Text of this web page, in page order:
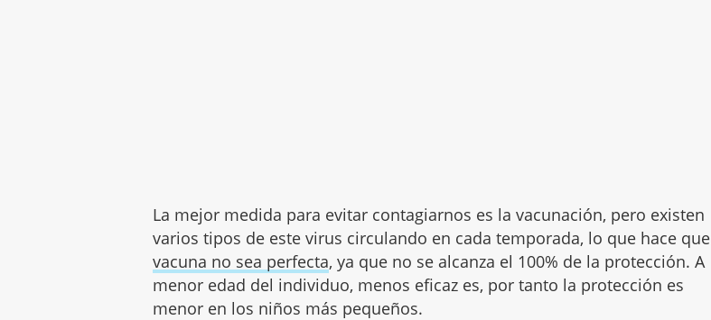
La mejor medida para evitar contagiarnos es la vacunación, pero existen
varios tipos de este virus circulando en cada temporada, lo que hace que
vacuna no sea perfecta, ya que no se alcanza el 100% de la protección. A
menor edad del individuo, menos eficaz es, por tanto la protección es
menor en los niños más pequeños.